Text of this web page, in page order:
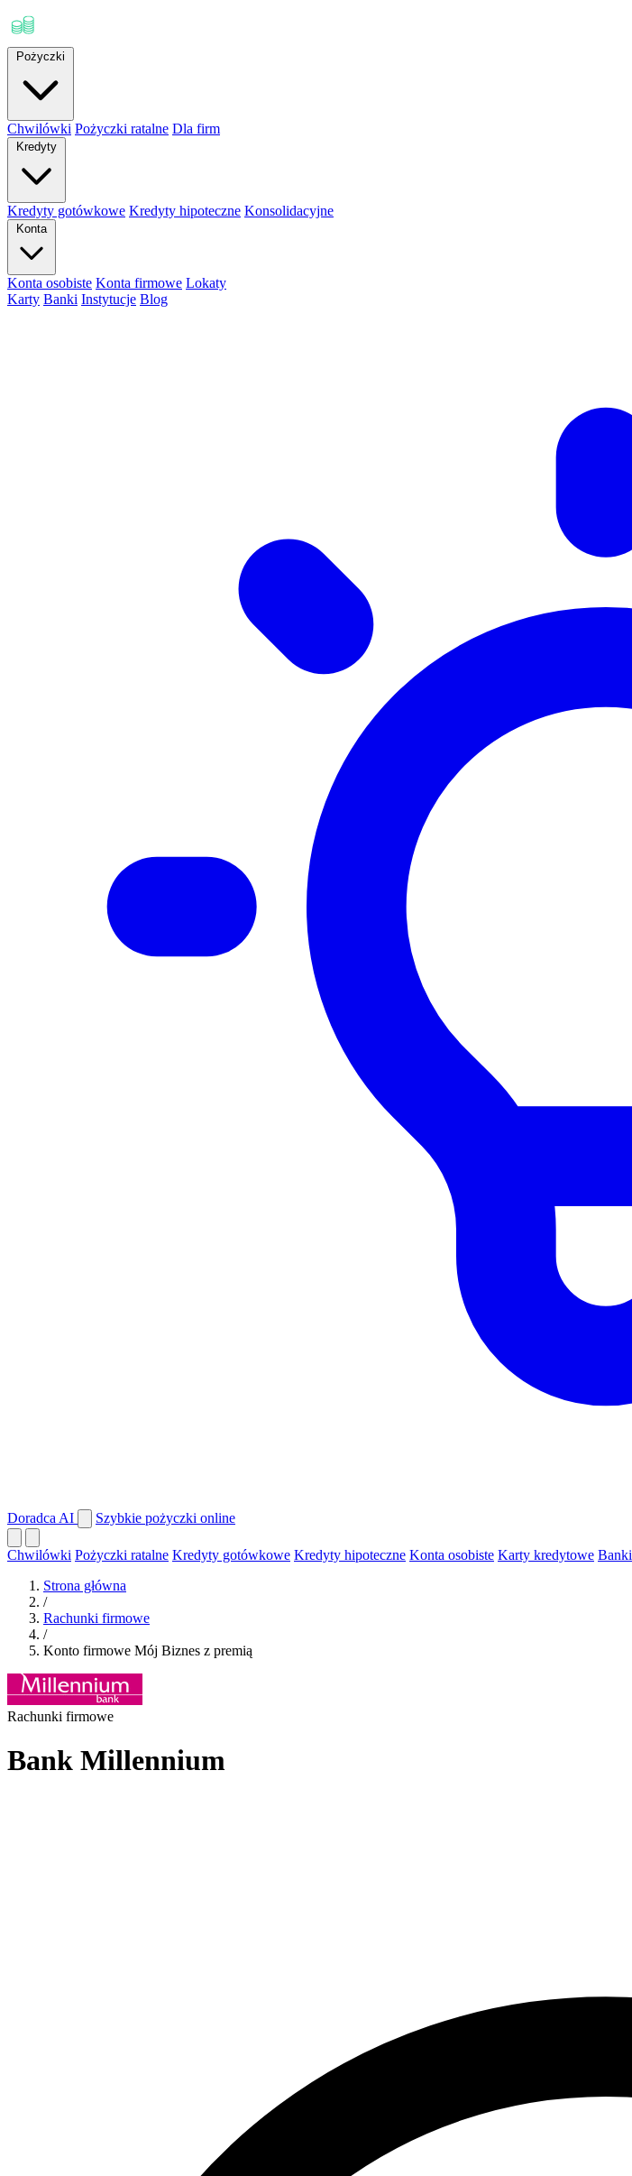
Pożyczki
Chwilówki Pożyczki ratalne Dla firm
Kredyty
Kredyty gotówkowe Kredyty hipoteczne Konsolidacyjne
Konta
Konta osobiste Konta firmowe Lokaty
Karty Banki Instytucje Blog
Doradca AI Szybkie pożyczki online
Chwilówki Pożyczki ratalne Kredyty gotówkowe Kredyty hipoteczne Konta osobiste Karty kredytowe Banki
Strona główna
/
Rachunki firmowe
/
Konto firmowe Mój Biznes z premią
Rachunki firmowe
Bank Millennium